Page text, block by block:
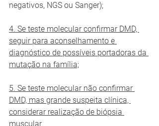
negativos, NGS ou Sanger);
4. Se teste molecular confirmar DMD,
seguir para aconselhamento e
diagnóstico de possíveis portadoras da
mutação na família;
5. Se teste molecular não confirmar
DMD, mas grande suspeita clínica,
considerar realização de biópsia
muscular